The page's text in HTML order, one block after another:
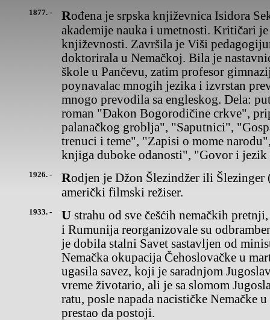
1877. - Rođena je srpska književnica Isidora Sekulić, član Srpske
akademije nauka i umetnosti. Kritičari
književnosti. Završila je Viši
doktorirala u Nemačkoj. Bila je
škole u Pančevu, zatim profesor
poynavalac mnogih jezika i izvrstan
mnogo prevodila sa engleskog. Dela:
roman "Đakon Bogorodičine crkve",
palanačkog groblja", "Saputnici",
trenuci i teme", "Zapisi o mome
knjiga duboke odanosti", "Govor i jezik
1926. - Rodjen je Džon Šlezindžer ili Šlezinger (John Schlesinger),
američki filmski režiser.
1933. - U strahu od sve češćih nemačkih pretnji, Jugoslavija, Čehoslovačka
i Rumunija reorganizovale su
je dobila stalni Savet sastavljen od
Nemačka okupacija Čehoslovačke u
ugasila savez, koji je saradnjom
vreme životario, ali je sa slomom
ratu, posle napada nacističke Nemačke
prestao da postoji.